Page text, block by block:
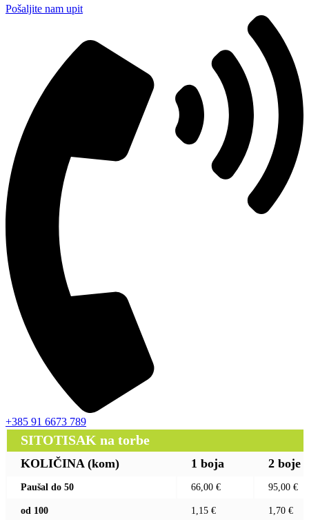
Pošaljite nam upit
+385 91 6673 789
SITOTISAK na torbe
KOLIČINA (kom) 1 boja 2 boje
Paušal do 50 66,00 € 95,00 €
od 100 1,15 € 1,70 €